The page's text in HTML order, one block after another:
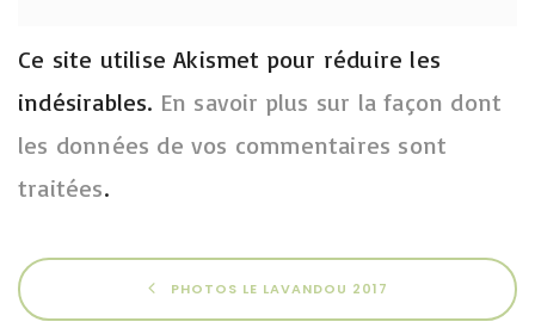
Ce site utilise Akismet pour réduire les
indésirables. En savoir plus sur la façon dont
les données de vos commentaires sont
traitées.
PHOTOS LE LAVANDOU 2017